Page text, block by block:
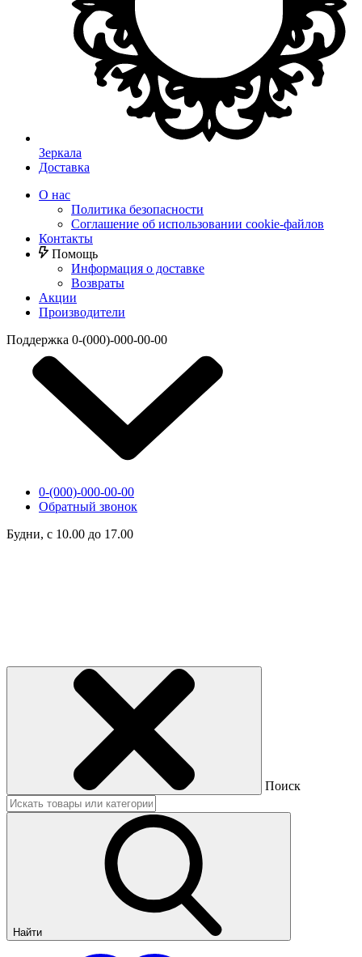
Зеркала
Доставка
О нас
Политика безопасности
Соглашение об использовании cookie-файлов
Контакты
Помощь
Информация о доставке
Возвраты
Акции
Производители
Поддержка 0-(000)-000-00-00
0-(000)-000-00-00
Обратный звонок
Будни, с 10.00 до 17.00
Поиск
Найти